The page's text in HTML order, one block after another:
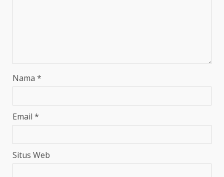
Nama *
Email *
Situs Web